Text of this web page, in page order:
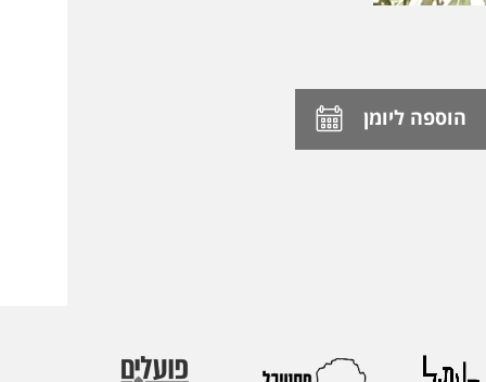
הוספה ליומן